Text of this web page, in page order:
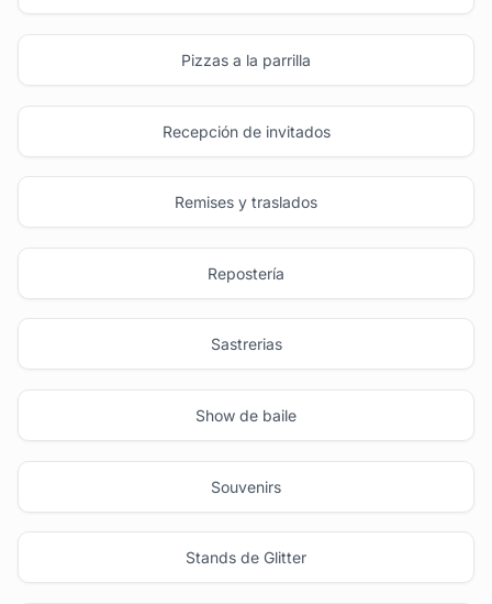
Pizzas a la parrilla
Recepción de invitados
Remises y traslados
Repostería
Sastrerias
Show de baile
Souvenirs
Stands de Glitter